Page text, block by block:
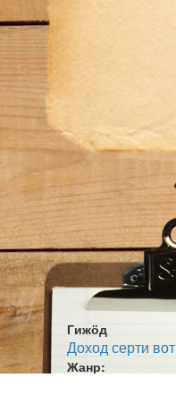
Гижӧд
Доход серти вот
Жанр: